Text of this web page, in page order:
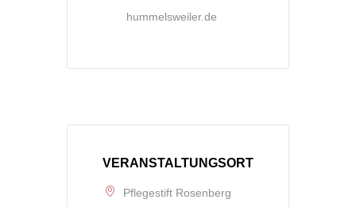
hummelsweiler.de
VERANSTALTUNGSORT
Pflegestift Rosenberg